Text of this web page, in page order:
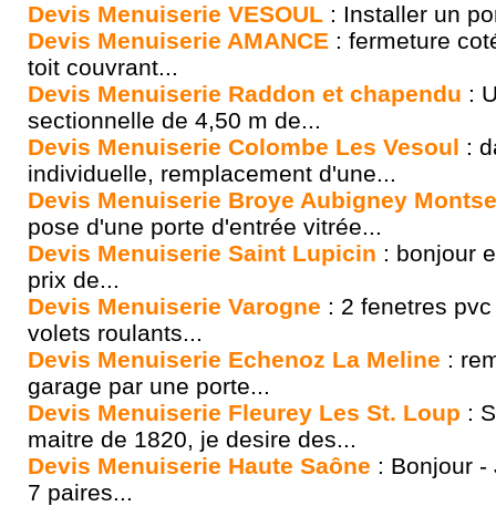
Devis Menuiserie VESOUL : Installer un
Devis Menuiserie AMANCE : fermeture
toit couvrant...
Devis Menuiserie Raddon et chapendu :
sectionnelle de 4,50 m de...
Devis Menuiserie Colombe Les Vesoul :
individuelle, remplacement d'une...
Devis Menuiserie Broye Aubigney
pose d'une porte d'entrée vitrée...
Devis Menuiserie Saint Lupicin : bonjour
prix de...
Devis Menuiserie Varogne : 2 fenetres
volets roulants...
Devis Menuiserie Echenoz La Meline :
garage par une porte...
Devis Menuiserie Fleurey Les St. Loup :
maitre de 1820, je desire des...
Devis Menuiserie Haute Saône : Bonjour
7 paires...